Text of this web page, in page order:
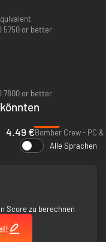
Anbeter des
ein Leben im
um die Gefahren
5750 or better
7800 or better
4.49 €Bomber Crew - PC
Alle Sprachen
Score zu berechnen